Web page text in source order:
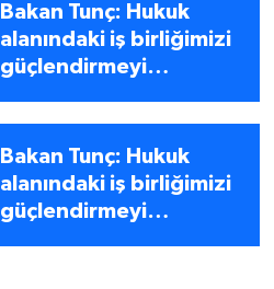
Bakan Tunç: Hukuk
alanındaki iş birliğimizi
güçlendirmeyi
Bakan Tunç: Hukuk
alanındaki iş birliğimizi
güçlendirmeyi